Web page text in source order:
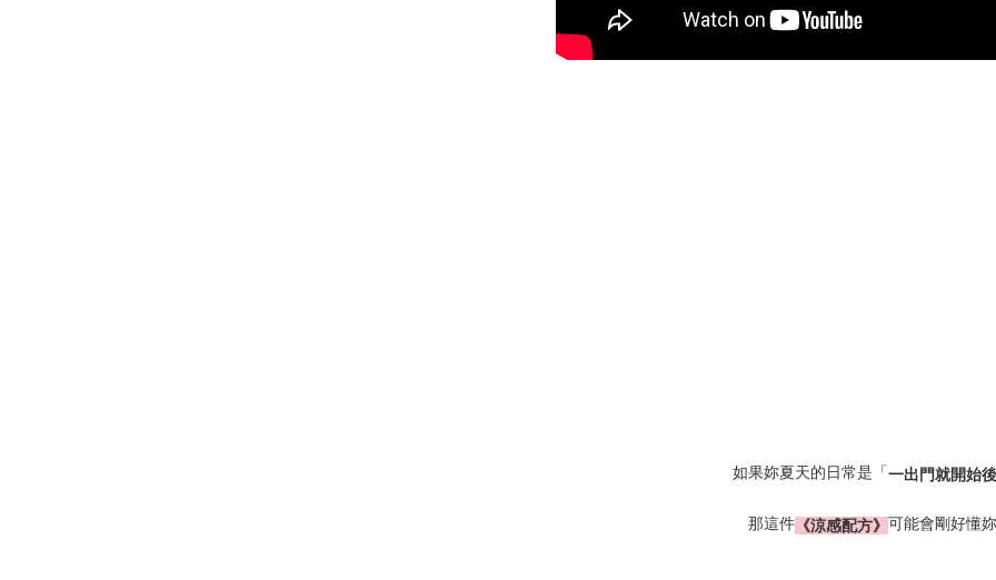
如果妳夏天的日常是「 一出門就開始
那這件《涼感配方》 可能會剛好懂